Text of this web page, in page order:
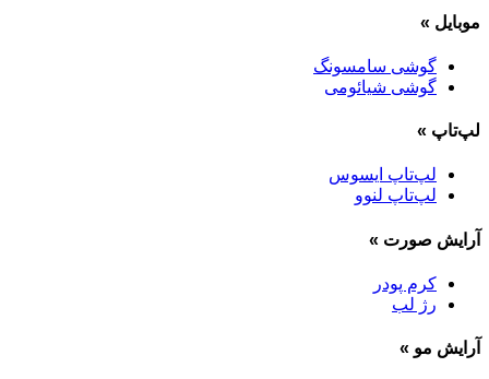
موبایل »
گوشی سامسونگ
گوشی شیائومی
لپ‌تاپ »
لپ‌تاپ ایسوس
لپ‌تاپ لنوو
آرایش صورت »
کرم پودر
رژ لب
آرایش مو »